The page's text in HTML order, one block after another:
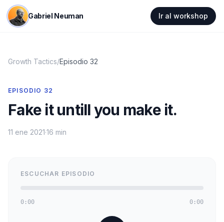
Gabriel Neuman Ir al workshop
Growth Tactics/Episodio 32
EPISODIO 32
Fake it untill you make it.
11 ene 2021·16 min
ESCUCHAR EPISODIO
0:00 0:00